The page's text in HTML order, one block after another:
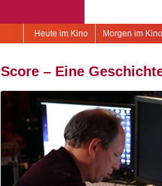
Morgen im Kino
Heute im Kino
Score – Eine